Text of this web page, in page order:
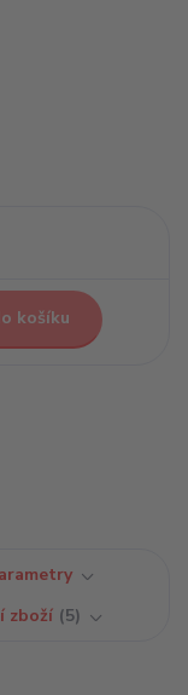
košíku
zboží 5